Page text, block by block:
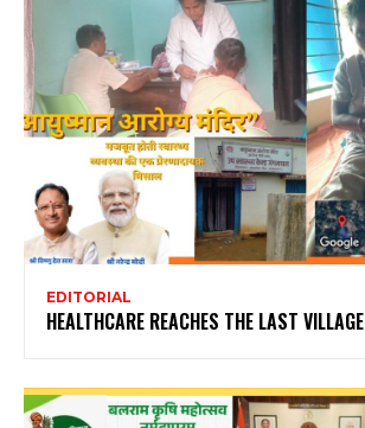
EDITORIAL
HEALTHCARE REACHES THE LAST VILLAGE